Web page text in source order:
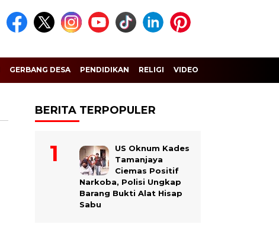
GERBANG DESA PENDIDIKAN RELIGI VIDEO
BERITA TERPOPULER
US Oknum Kades
Tamanjaya
Ciemas Positif
Narkoba, Polisi Ungkap
Barang Bukti Alat Hisap
Sabu